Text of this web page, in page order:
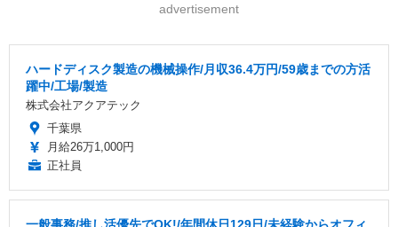
advertisement
ハードディスク製造の機械操作/月収36.4万円/59歳までの方活
躍中/工場/製造
株式会社アクアテック
千葉県
月給26万1,000円
正社員